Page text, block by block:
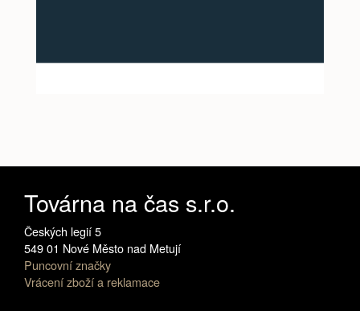
Továrna na čas s.r.o.
Českých legií 5
549 01 Nové Město nad Metují
Puncovní značky
Vrácení zboží a reklamace